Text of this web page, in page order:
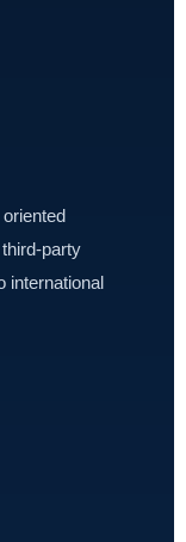
party
international